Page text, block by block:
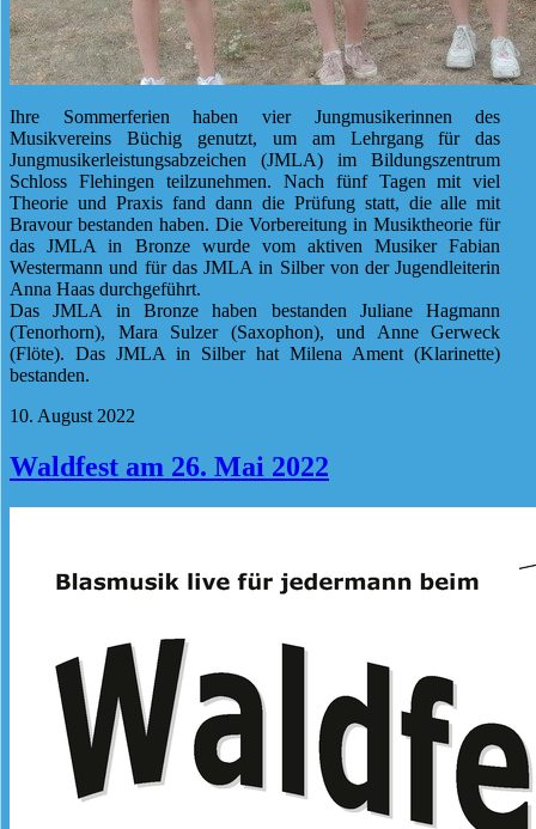
Ihre Sommerferien haben vier Jungmusikerinnen des
Musikvereins Büchig genutzt, um am Lehrgang für das
Jungmusikerleistungsabzeichen (JMLA) im Bildungszentrum
Schloss Flehingen teilzunehmen. Nach fünf Tagen mit viel
Theorie und Praxis fand dann die Prüfung statt, die alle mit
Bravour bestanden haben. Die Vorbereitung in Musiktheorie für
das JMLA in Bronze wurde vom aktiven Musiker Fabian
Westermann und für das JMLA in Silber von der Jugendleiterin
Anna Haas durchgeführt.
Das JMLA in Bronze haben bestanden Juliane Hagmann
(Tenorhorn), Mara Sulzer (Saxophon), und Anne Gerweck
(Flöte). Das JMLA in Silber hat Milena Ament (Klarinette)
bestanden.
10. August 2022
Waldfest am 26. Mai 2022